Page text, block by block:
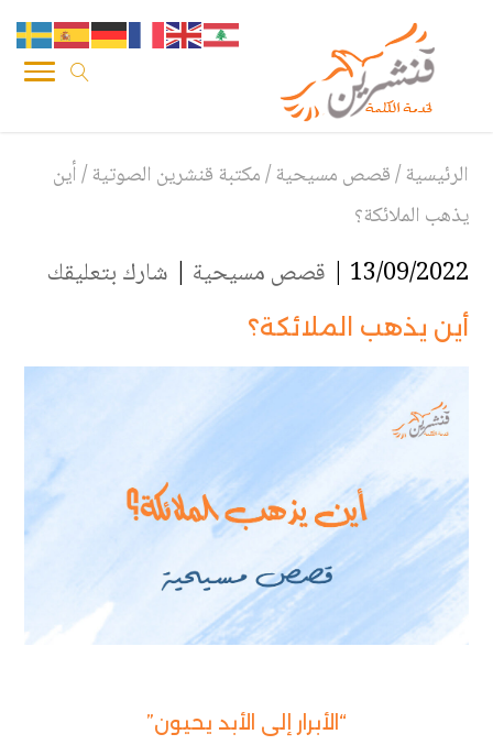
الرئيسية/قصص مسيحية/مكتبة قنشرين الصوتية/أين
يذهب الملائكة؟
13/09/2022 | قصص مسيحية | شارك بتعليقك
أين يذهب الملائكة؟
“الأبرار إلى الأبد يحيون”